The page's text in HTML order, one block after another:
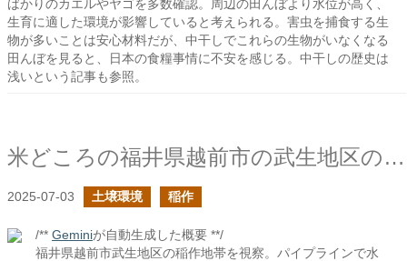
ばかりのカエルやヤゴを多数確認。周辺の田んぼより水位が高く、
生育に適した環境が影響していると考えられる。害虫を捕食する生
物が多いことは安心材料だが、中干しでこれらの生物がいなくなる
田んぼを見ると、日本の食糧事情に不安を感じる。中干しの歴史は
浅いという記事も参照。
米どころの福井県越前市の武生地区の稲作
2025-07-03 土壌環境 稲作
/** Geminiが自動生成した概要 **/
福井県越前市武生地区の稲作地帯を視察。パイプラインで水